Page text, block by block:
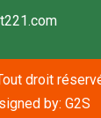
droit
by: G2S